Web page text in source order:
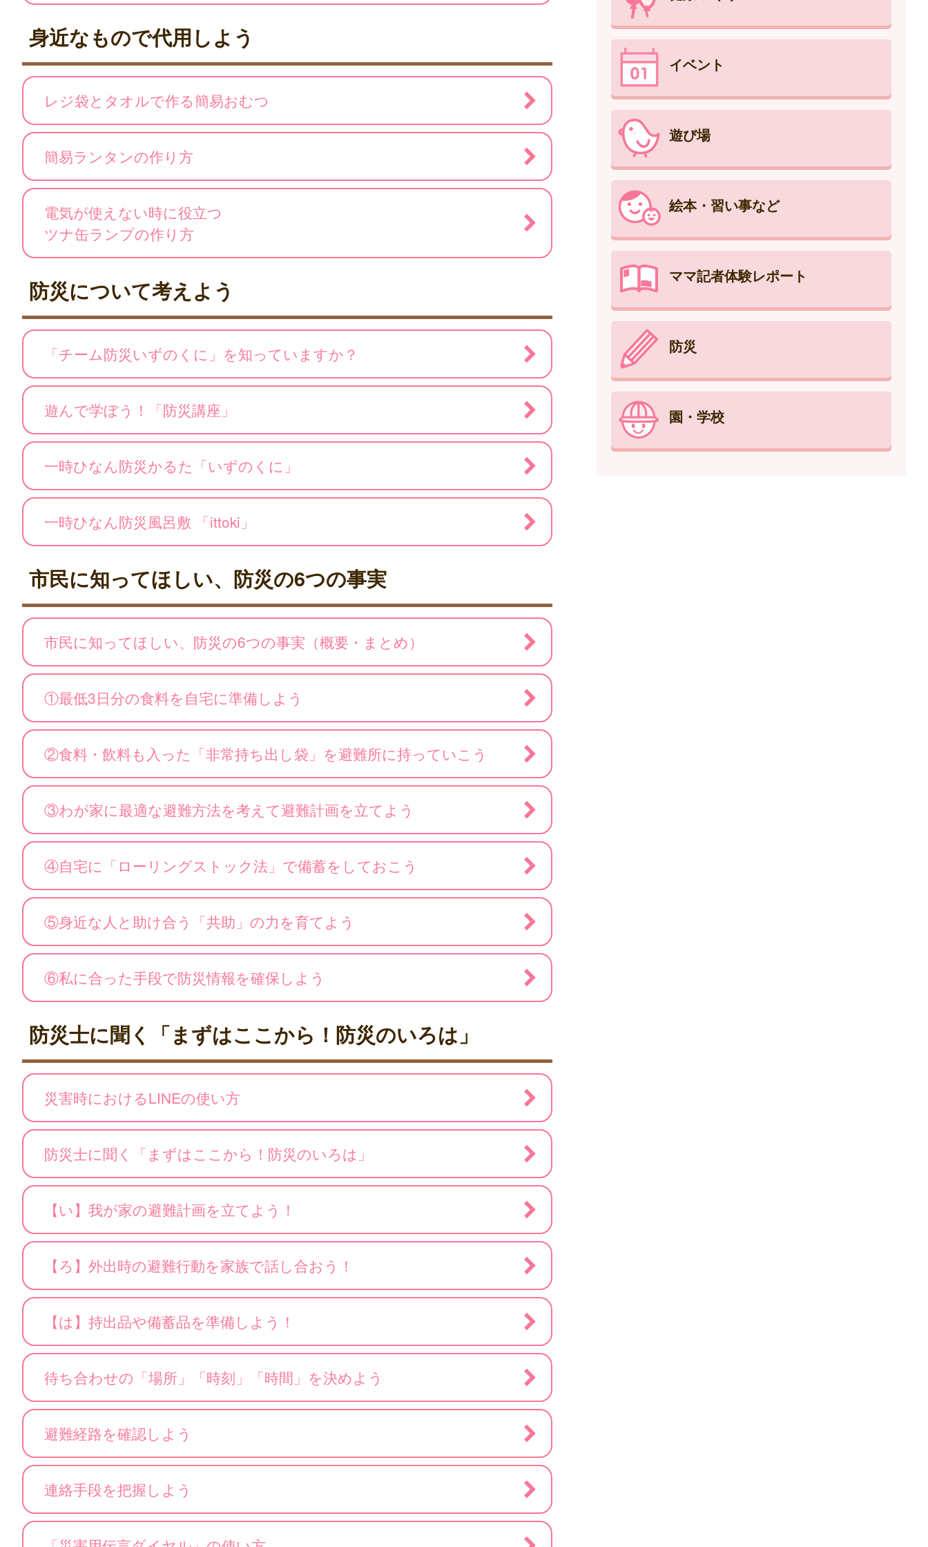
身近なもので代用しよう
レジ袋とタオルで作る簡易おむつ
簡易ランタンの作り方
電気が使えない時に役立つ
ツナ缶ランプの作り方
防災について考えよう
「チーム防災いずのくに」を知っていますか？
遊んで学ぼう！「防災講座」
一時ひなん防災かるた「いずのくに」
一時ひなん防災風呂敷 「ittoki」
市民に知ってほしい、防災の6つの事実
市民に知ってほしい、防災の6つの事実（概要・まとめ）
①最低3日分の食料を自宅に準備しよう
②食料・飲料も入った「非常持ち出し袋」を避難所に持っていこう
③わが家に最適な避難方法を考えて避難計画を立てよう
④自宅に「ローリングストック法」で備蓄をしておこう
⑤身近な人と助け合う「共助」の力を育てよう
⑥私に合った手段で防災情報を確保しよう
防災士に聞く「まずはここから！防災のいろは」
災害時におけるLINEの使い方
防災士に聞く「まずはここから！防災のいろは」
【い】我が家の避難計画を立てよう！
【ろ】外出時の避難行動を家族で話し合おう！
【は】持出品や備蓄品を準備しよう！
待ち合わせの「場所」「時刻」「時間」を決めよう
避難経路を確認しよう
連絡手段を把握しよう
イベント
遊び場
絵本・習い事など
ママ記者体験レポート
防災
園・学校